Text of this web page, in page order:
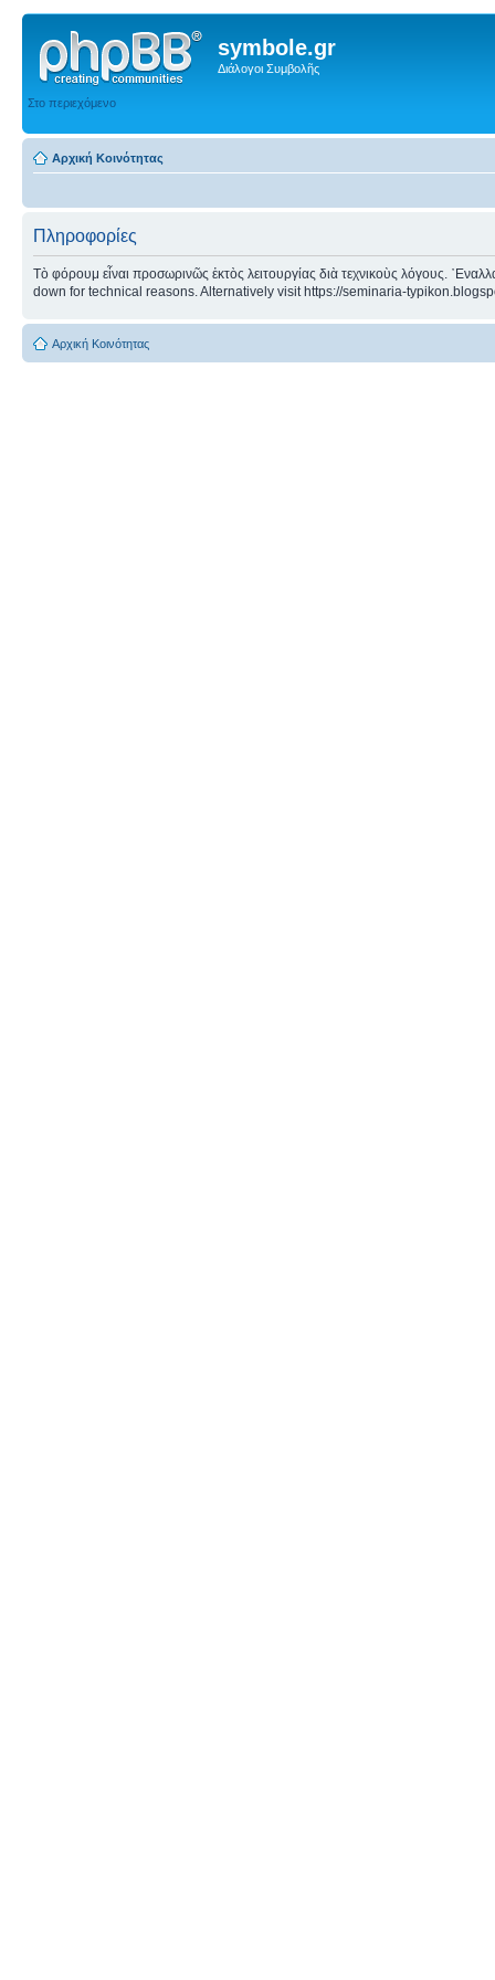
symbole.gr
Διάλογοι Συμβολῆς
Στο περιεχόμενο
Αρχική Κοινότητας
Πληροφορίες
Τὸ φόρουμ εἶναι προσωρινῶς ἐκτὸς λειτουργίας διὰ τεχνικοὺς λόγους.
down for technical reasons. Alternatively visit https://seminaria-
Αρχική Κοινότητας